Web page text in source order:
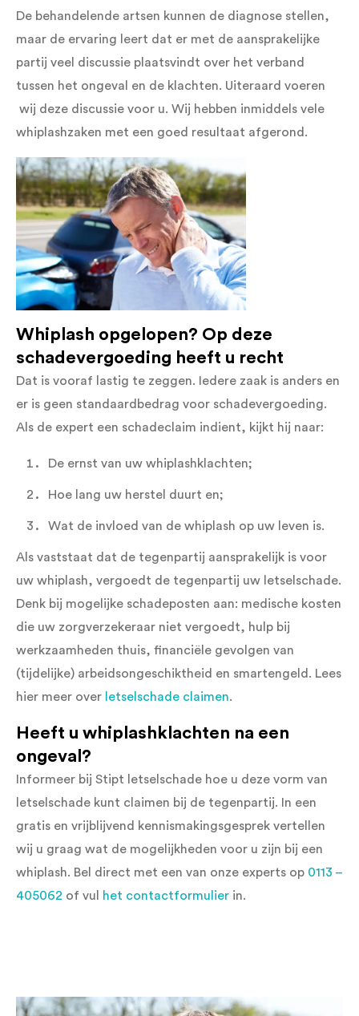
De behandelende artsen kunnen de diagnose stellen,
maar de ervaring leert dat er met de aansprakelijke
partij veel discussie plaatsvindt over het verband
tussen het ongeval en de klachten. Uiteraard voeren
wij deze discussie voor u. Wij hebben inmiddels vele
whiplashzaken met een goed resultaat afgerond.
Whiplash opgelopen? Op deze
schadevergoeding heeft u recht
Dat is vooraf lastig te zeggen. Iedere zaak is anders en
er is geen standaardbedrag voor schadevergoeding.
Als de expert een schadeclaim indient, kijkt hij naar:
De ernst van uw whiplashklachten;
Hoe lang uw herstel duurt en;
Wat de invloed van de whiplash op uw leven is.
Als vaststaat dat de tegenpartij aansprakelijk is voor
uw whiplash, vergoedt de tegenpartij uw letselschade.
Denk bij mogelijke schadeposten aan: medische kosten
die uw zorgverzekeraar niet vergoedt, hulp bij
werkzaamheden thuis, financiële gevolgen van
(tijdelijke) arbeidsongeschiktheid en smartengeld. Lees
hier meer over letselschade claimen.
Heeft u whiplashklachten na een
ongeval?
Informeer bij Stipt letselschade hoe u deze vorm van
letselschade kunt claimen bij de tegenpartij. In een
gratis en vrijblijvend kennismakingsgesprek vertellen
wij u graag wat de mogelijkheden voor u zijn bij een
whiplash. Bel direct met een van onze experts op 0113 –
405062 of vul het contactformulier in.